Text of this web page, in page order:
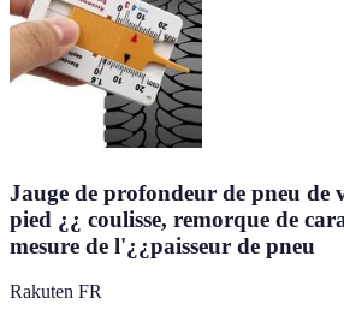
Jauge de profondeur de pneu de
pied ¿¿ coulisse, remorque de
mesure de l'¿¿paisseur de pneu
Rakuten FR